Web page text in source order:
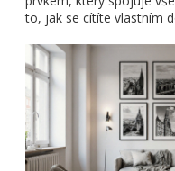
to, jak se cítíte vlastním